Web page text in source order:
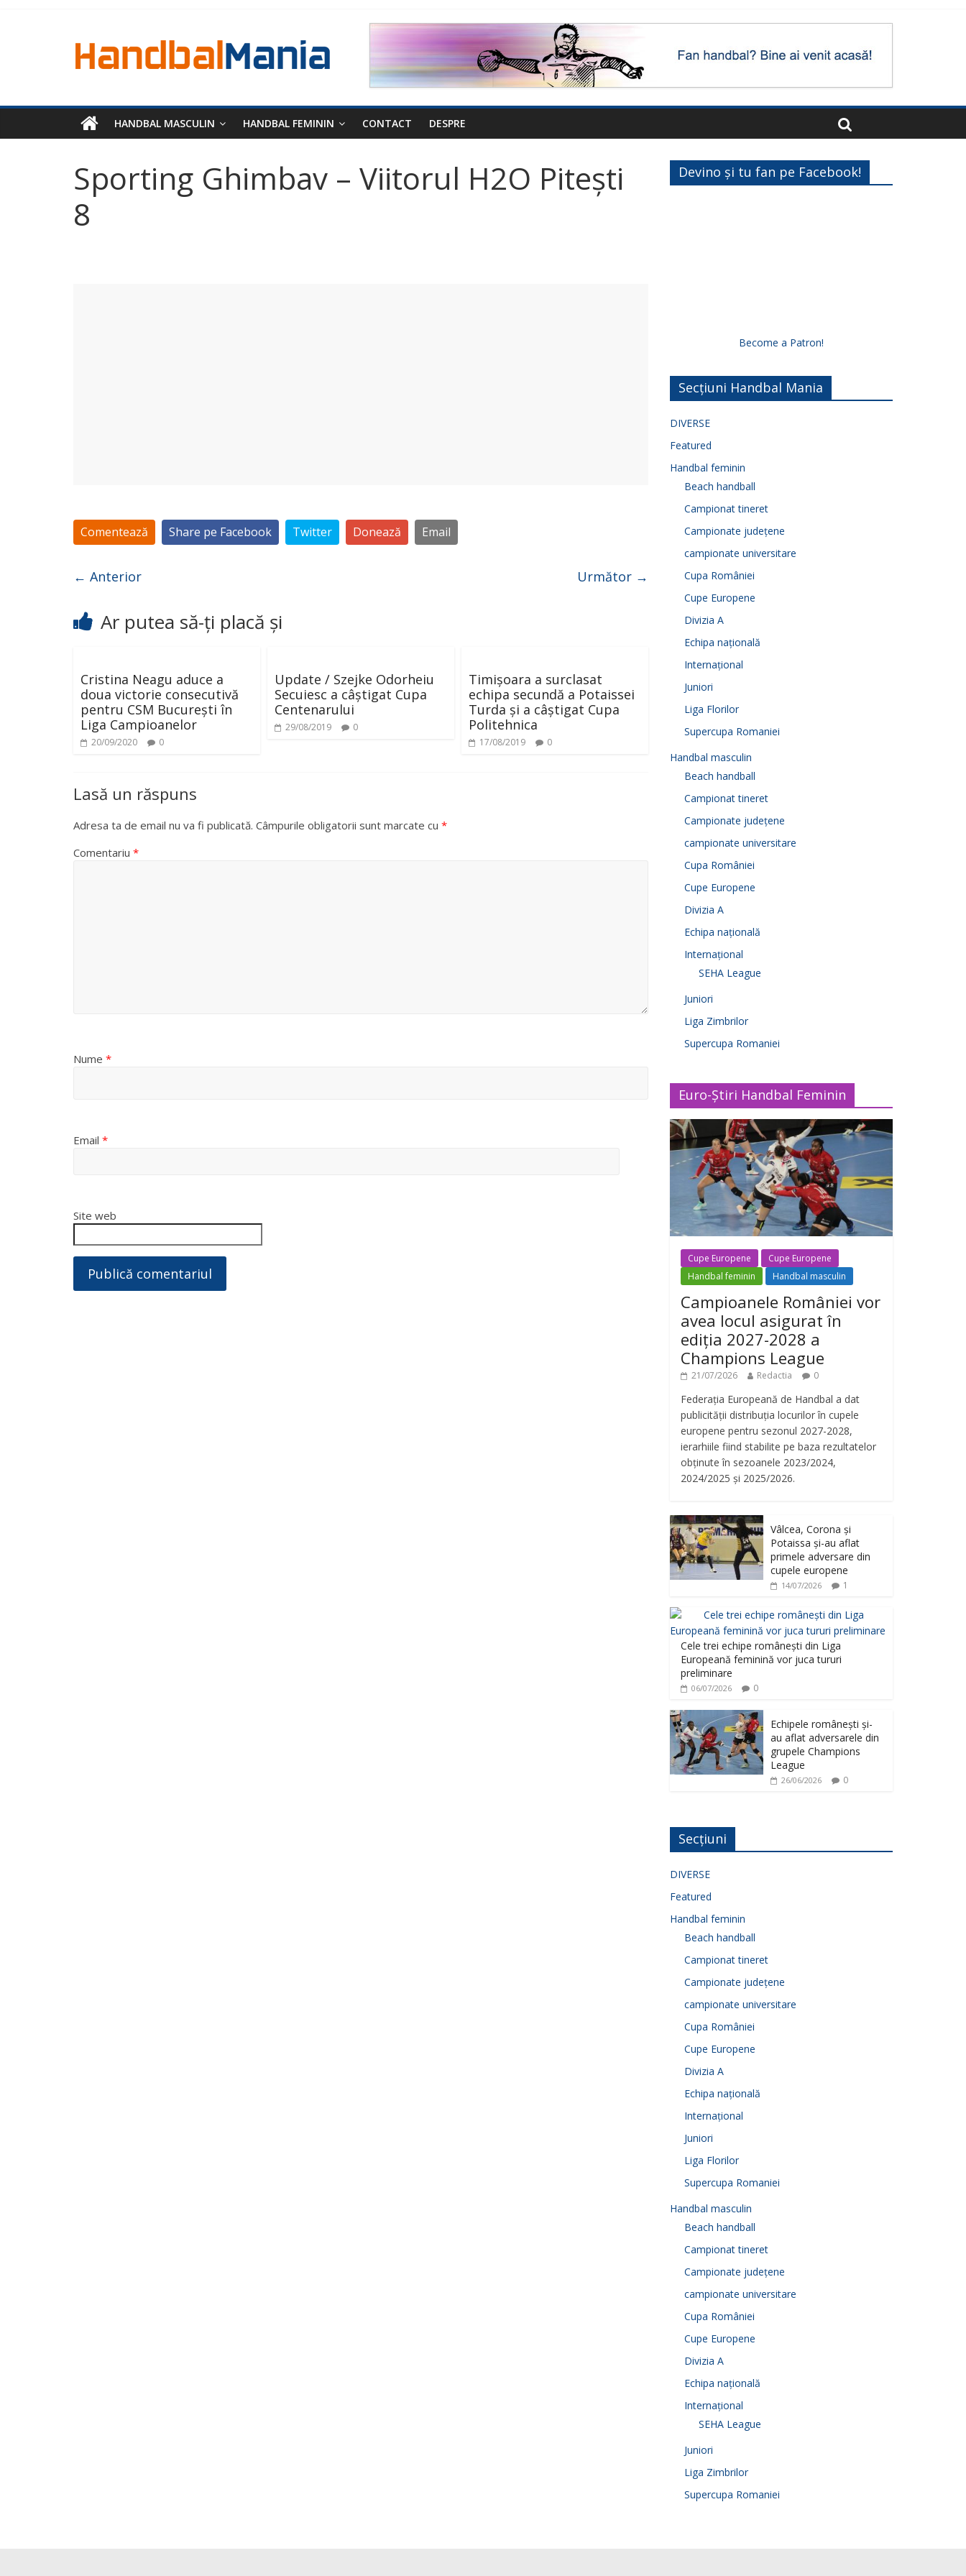
HANDBAL MASCULIN HANDBAL FEMININ CONTACT DESPRE
Sporting Ghimbav – Viitorul H2O Pitești
8
Comentează Share pe Facebook Twitter Donează Email
← Anterior Următor →
Ar putea să-ți placă și
Cristina Neagu aduce a
doua victorie consecutivă
pentru CSM București în
Liga Campioanelor
20/09/2020 0
Update / Szejke Odorheiu
Secuiesc a câștigat Cupa
Centenarului
29/08/2019 0
Timișoara a surclasat
echipa secundă a Potaissei
Turda și a câștigat Cupa
Politehnica
17/08/2019 0
Lasă un răspuns
Adresa ta de email nu va fi publicată. Câmpurile obligatorii sunt marcate cu *
Comentariu *
Nume *
Email *
Site web
Devino și tu fan pe Facebook!
Become a Patron!
Secțiuni Handbal Mania
DIVERSE
Featured
Handbal feminin
Beach handball
Campionat tineret
Campionate județene
campionate universitare
Cupa României
Cupe Europene
Divizia A
Echipa națională
Internațional
Juniori
Liga Florilor
Supercupa Romaniei
Handbal masculin
Beach handball
Campionat tineret
Campionate județene
campionate universitare
Cupa României
Cupe Europene
Divizia A
Echipa națională
Internațional
SEHA League
Juniori
Liga Zimbrilor
Supercupa Romaniei
Euro-Știri Handbal Feminin
Cupe Europene
Cupe Europene
Handbal feminin
Handbal masculin
Campioanele României vor
avea locul asigurat în
ediția 2027-2028 a
Champions League
21/07/2026 Redactia 0
Federația Europeană de Handbal a dat
publicității distribuția locurilor în cupele
europene pentru sezonul 2027-2028,
ierarhiile fiind stabilite pe baza rezultatelor
obținute în sezoanele 2023/2024,
2024/2025 și 2025/2026.
Vâlcea, Corona și
Potaissa și-au aflat
primele adversare din
cupele europene
14/07/2026 1
Cele trei echipe românești din Liga
Europeană feminină vor juca tururi
preliminare
06/07/2026 0
Echipele românești și-
au aflat adversarele din
grupele Champions
League
26/06/2026 0
Secțiuni
DIVERSE
Featured
Handbal feminin
Beach handball
Campionat tineret
Campionate județene
campionate universitare
Cupa României
Cupe Europene
Divizia A
Echipa națională
Internațional
Juniori
Liga Florilor
Supercupa Romaniei
Handbal masculin
Beach handball
Campionat tineret
Campionate județene
campionate universitare
Cupa României
Cupe Europene
Divizia A
Echipa națională
Internațional
SEHA League
Juniori
Liga Zimbrilor
Supercupa Romaniei